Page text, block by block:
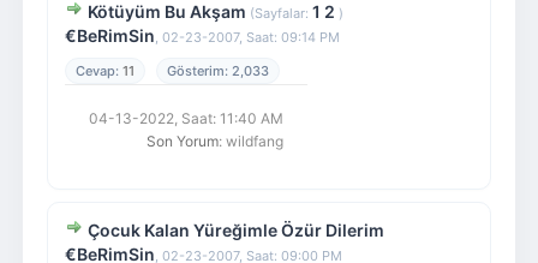
Kötüyüm Bu Akşam (Sayfalar: 1 2 )
€BeRimSin, 02-23-2007, Saat: 09:14 PM
11
2,033
04-13-2022, Saat: 11:40 AM
Son Yorum: wildfang
Çocuk Kalan Yüreğimle Özür Dilerim
€BeRimSin, 02-23-2007, Saat: 09:00 PM